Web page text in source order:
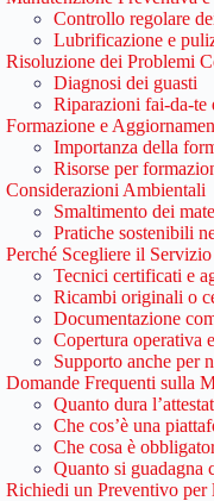
Controllo regolare
Lubrificazione e
Risoluzione dei Problemi
Diagnosi dei guasti
Riparazioni fai-da-te
Formazione e
Importanza della
Risorse per
Considerazioni Ambientali
Smaltimento dei
Pratiche sostenibili
Perché Scegliere il
Tecnici certificati e
Ricambi originali o
Documentazione
Copertura operativa
Supporto anche per
Domande Frequenti sulla
Quanto dura
Che cos’è una
Che cosa è
Quanto si guadagna
Richiedi un Preventivo per